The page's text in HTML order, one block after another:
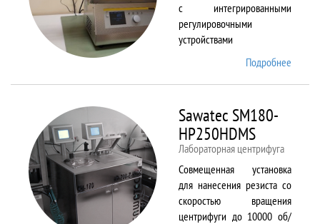
с интегрированными
регулировочными
устройствами
Подробнее
Sawatec SM180-
HP250HDMS
Лабораторная центрифуга
Совмещенная установка
для нанесения резиста со
скоростью вращения
центрифуги до 10000 об/